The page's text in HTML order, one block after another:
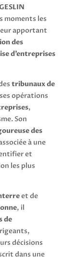
moments les
apportant
des
d’entreprises
tribunaux de
opérations
,
Son
des
à une
et
les plus
et de
, il
de
décisions
dans une